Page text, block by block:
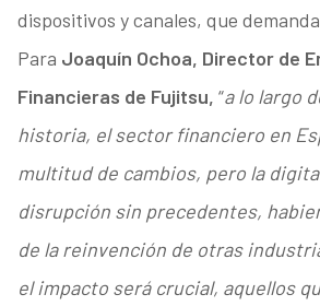
dispositivos y canales, que
Para Joaquín Ochoa, Director de
Financieras de Fujitsu, “a lo largo
historia, el sector financiero en
multitud de cambios, pero la
disrupción sin precedentes,
de la reinvención de otras
el impacto será crucial, aquellos